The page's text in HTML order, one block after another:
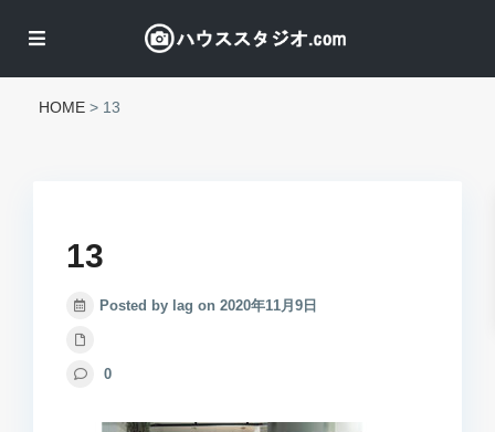
HOME > 13
13
Posted by lag on 2020年11月9日
0